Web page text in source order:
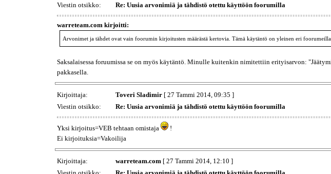
Viestin otsikko:
Re: Uusia arvonimiä ja tähdistö otettu käyttöön foorumilla
warreteam.com kirjoitti:
Arvonimet ja tähdet ovat vain foorumin kirjoitusten määrästä kertovia. Tämä käytäntö on yleinen eri
Saksalaisessa foruumissa se on myös käytäntö. Minulle kuitenkin nimitettiin erityisarvon:
pakkasella.
Kirjoittaja: Toveri Sladimir [ 27 Tammi 2014, 09:35 ]
Viestin otsikko:
Re: Uusia arvonimiä ja tähdistö otettu käyttöön foorumilla
Yksi kirjoitus=VEB tehtaan omistaja
!
Ei kirjoituksia=Vakoilija
Kirjoittaja: warreteam.com [ 27 Tammi 2014, 12:10 ]